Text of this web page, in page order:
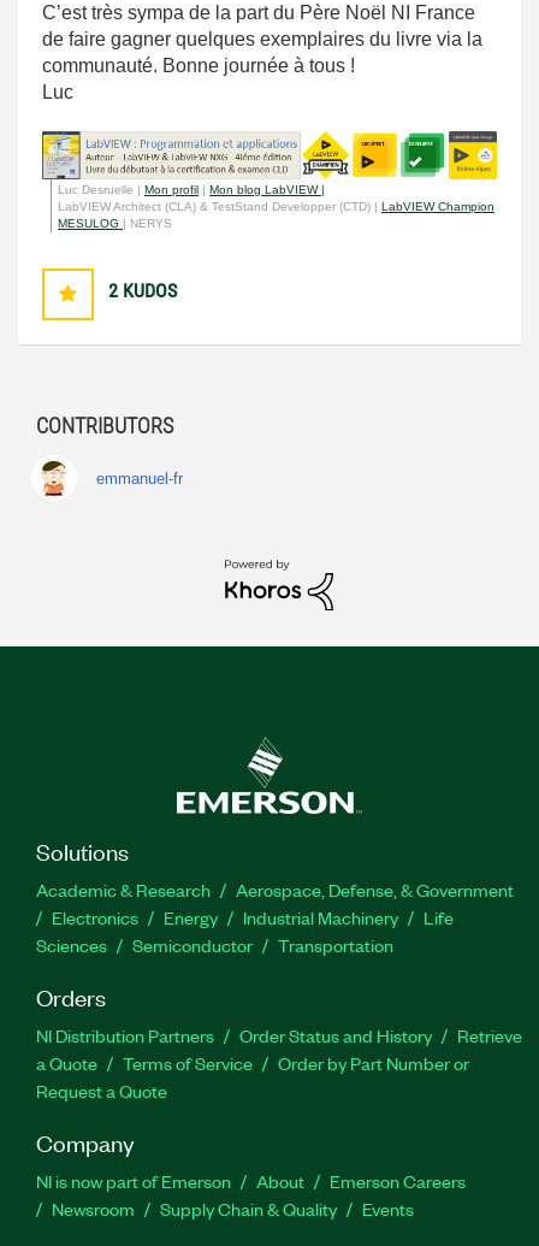
C’est très sympa de la part du Père Noël NI France
de faire gagner quelques exemplaires du livre via la
communauté. Bonne journée à tous !
Luc
Luc Desruelle | Mon profil | Mon blog LabVIEW |
LabVIEW Architect (CLA) & TestStand Developper (CTD) | LabVIEW Champion
MESULOG | NERYS
2 KUDOS
CONTRIBUTORS
emmanuel-fr
Solutions
Academic & Research
Aerospace, Defense, & Government
Electronics
Energy Industrial Machinery
Life
Sciences
Semiconductor Transportation
Orders
NI Distribution Partners Order Status and History
Retrieve
a Quote
Terms of Service
Order by Part Number or
Request a Quote
Company
NI is now part of Emerson About
Emerson Careers
Newsroom
Supply Chain & Quality Events